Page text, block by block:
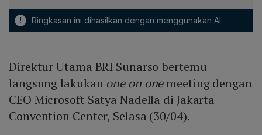
! Ringkasan ini dihasilkan dengan menggunakan AI
Direktur Utama BRI Sunarso bertemu
langsung lakukan one on onemeeting dengan
CEO Microsoft Satya Nadella di Jakarta
Convention Center, Selasa (30/04).